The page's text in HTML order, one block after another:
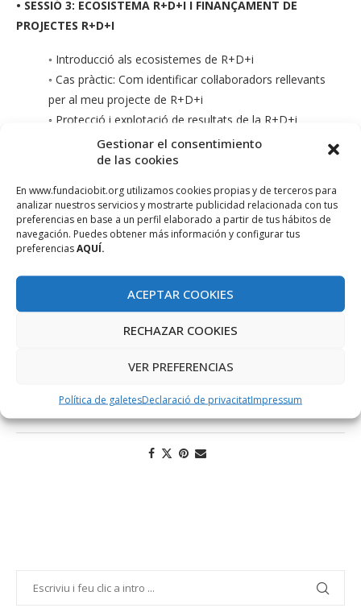
Gestionar el consentimiento
de las cookies
En www.fundaciobit.org utilizamos cookies propias y de terceros para
analizar nuestros servicios y mostrarte publicidad relacionada con tus
preferencias en base a un perfil elaborado a partir de tus hábitos de
navegación. Puedes obtener más información y configurar tus
preferenciasAQUÍ.
ACEPTAR COOKIES
RECHAZAR COOKIES
VER PREFERENCIAS
Política de galetesDeclaració de privacitatImpressum
• SESSIÓ 3: ECOSISTEMA R+D+I I FINANÇAMENT DE
PROJECTES R+D+I
◦ Introducció als ecosistemes de R+D+i
◦ Cas pràctic: Com identificar col·laboradors rellevants
per al meu projecte de R+D+i
◦ Protecció i explotació de resultats de la R+D+i
◦ Finançament de projectes de R+D+i
Per qualsevol consulta adreceu-vos a:factoriainnovacio@fi-
group.com